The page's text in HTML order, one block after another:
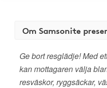
Om Samsonite
Ge bort resglädje! Med
kan mottagaren välja
resväskor, ryggsäckar,